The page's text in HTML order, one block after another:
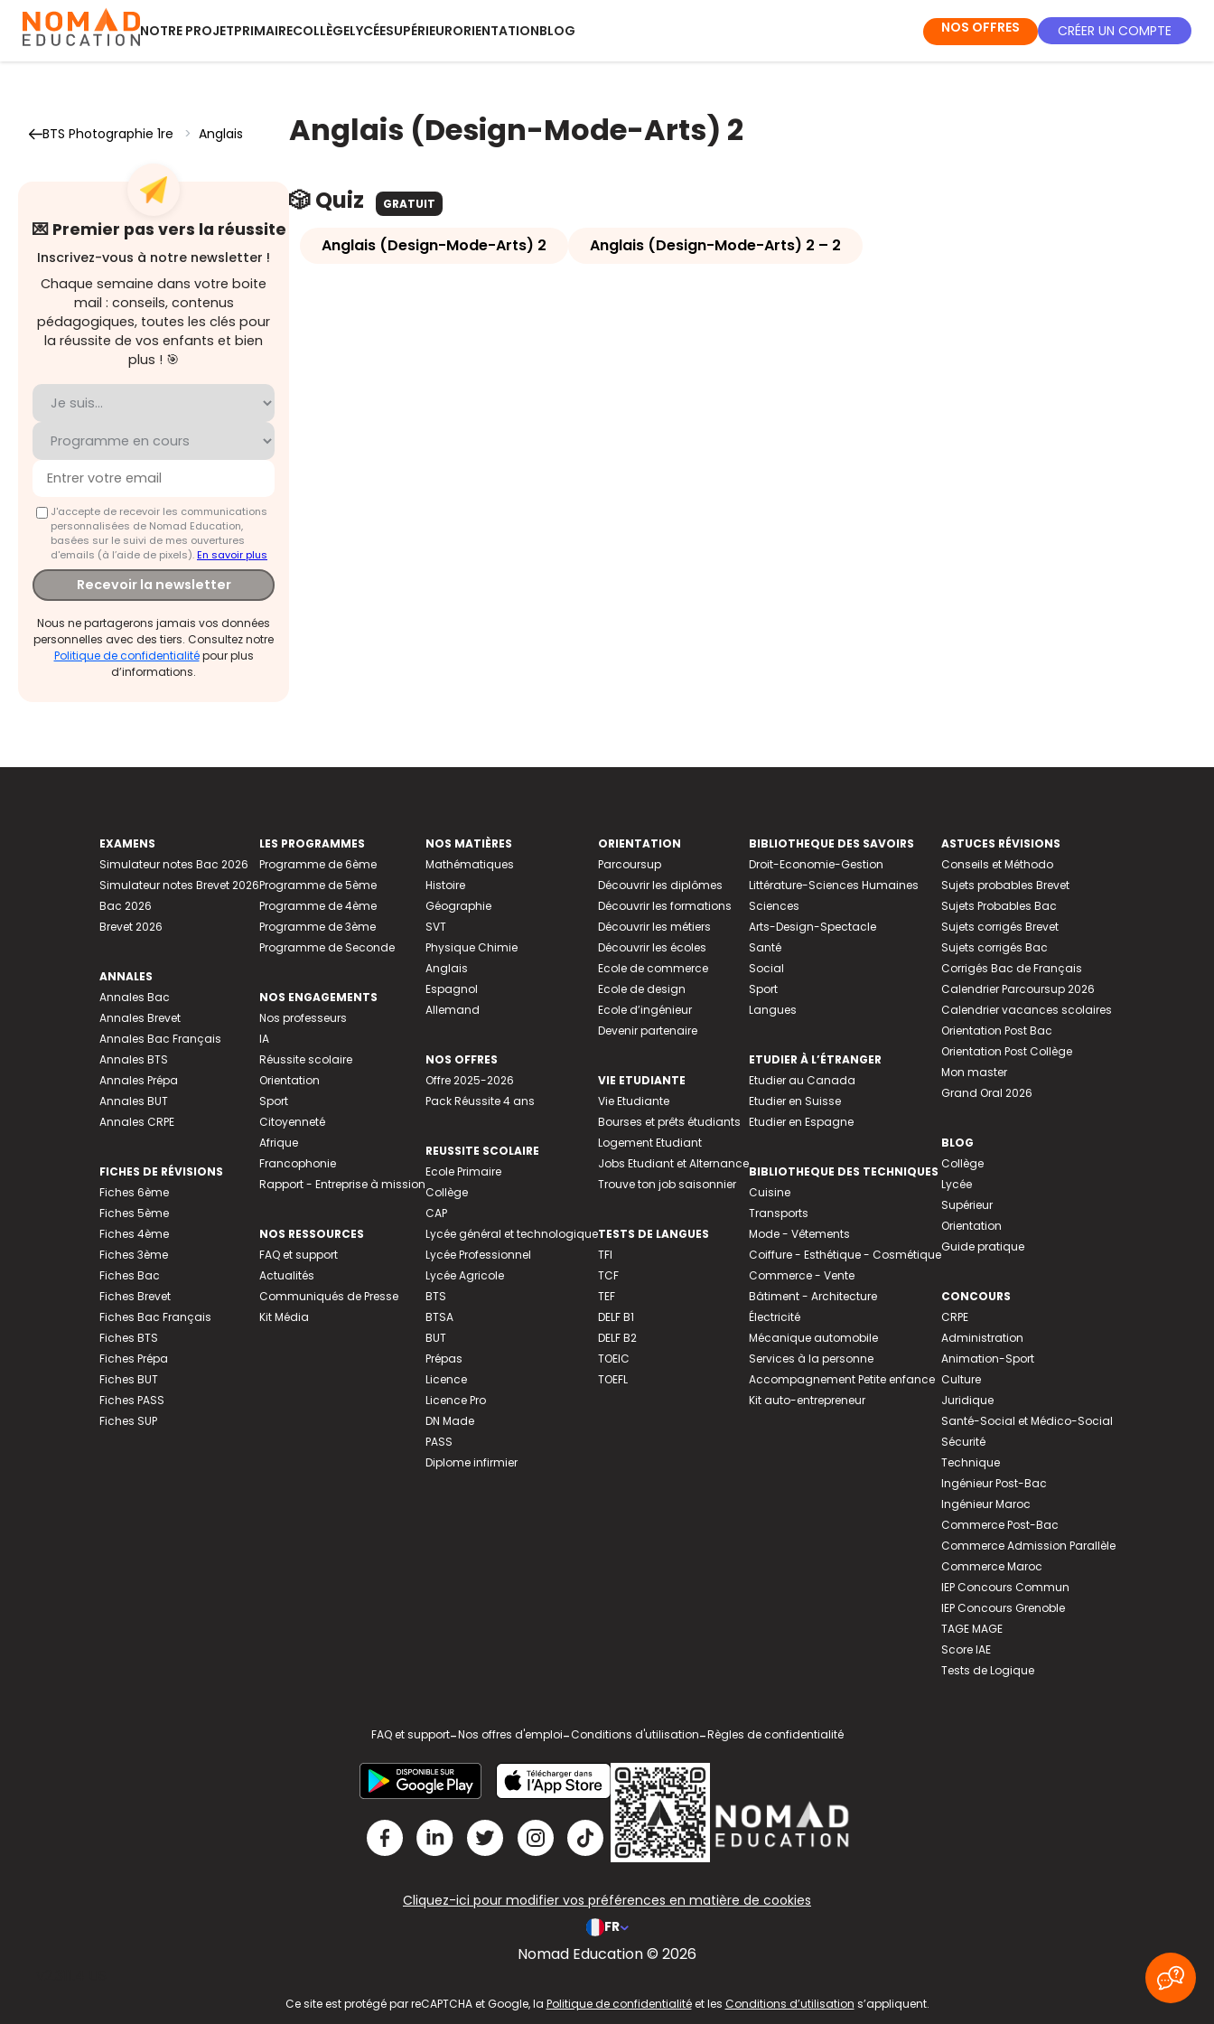
NOTRE PROJETPRIMAIRECOLLÈGELYCÉESUPÉRIEURORIENTATIONBLOG NOS OFFRES CRÉER UN COMPTE
BTS Photographie 1re > Anglais
💌 Premier pas vers la réussite
Inscrivez-vous à notre newsletter !
Chaque semaine dans votre boite
mail : conseils, contenus
pédagogiques, toutes les clés pour
la réussite de vos enfants et bien
plus ! 🎯
J'accepte de recevoir les communications
personnalisées de Nomad Education,
basées sur le suivi de mes ouvertures
d'emails (à l’aide de pixels).En savoir plus
Recevoir la newsletter
Nous ne partagerons jamais vos données
personnelles avec des tiers. Consultez notre
Politique de confidentialitépour plus
d’informations.
Anglais (Design-Mode-Arts) 2
🎲 Quiz GRATUIT
Anglais (Design-Mode-Arts) 2 Anglais (Design-Mode-Arts) 2 – 2
EXAMENS
Simulateur notes Bac 2026
Simulateur notes Brevet 2026
Bac 2026
Brevet 2026
ANNALES
Annales Bac
Annales Brevet
Annales Bac Français
Annales BTS
Annales Prépa
Annales BUT
Annales CRPE
FICHES DE RÉVISIONS
Fiches 6ème
Fiches 5ème
Fiches 4ème
Fiches 3ème
Fiches Bac
Fiches Brevet
Fiches Bac Français
Fiches BTS
Fiches Prépa
Fiches BUT
Fiches PASS
Fiches SUP
LES PROGRAMMES
Programme de 6ème
Programme de 5ème
Programme de 4ème
Programme de 3ème
Programme de Seconde
NOS ENGAGEMENTS
Nos professeurs
IA
Réussite scolaire
Orientation
Sport
Citoyenneté
Afrique
Francophonie
Rapport - Entreprise à mission
NOS RESSOURCES
FAQ et support
Actualités
Communiqués de Presse
Kit Média
NOS MATIÈRES
Mathématiques
Histoire
Géographie
SVT
Physique Chimie
Anglais
Espagnol
Allemand
NOS OFFRES
Offre 2025-2026
Pack Réussite 4 ans
REUSSITE SCOLAIRE
Ecole Primaire
Collège
CAP
Lycée général et technologique
Lycée Professionnel
Lycée Agricole
BTS
BTSA
BUT
Prépas
Licence
Licence Pro
DN Made
PASS
Diplome infirmier
ORIENTATION
Parcoursup
Découvrir les diplômes
Découvrir les formations
Découvrir les métiers
Découvrir les écoles
Ecole de commerce
Ecole de design
Ecole d’ingénieur
Devenir partenaire
VIE ETUDIANTE
Vie Etudiante
Bourses et prêts étudiants
Logement Etudiant
Jobs Etudiant et Alternance
Trouve ton job saisonnier
TESTS DE LANGUES
TFI
TCF
TEF
DELF B1
DELF B2
TOEIC
TOEFL
BIBLIOTHEQUE DES SAVOIRS
Droit-Economie-Gestion
Littérature-Sciences Humaines
Sciences
Arts-Design-Spectacle
Santé
Social
Sport
Langues
ETUDIER À L’ÉTRANGER
Etudier au Canada
Etudier en Suisse
Etudier en Espagne
BIBLIOTHEQUE DES TECHNIQUES
Cuisine
Transports
Mode - Vêtements
Coiffure - Esthétique - Cosmétique
Commerce - Vente
Bâtiment - Architecture
Électricité
Mécanique automobile
Services à la personne
Accompagnement Petite enfance
Kit auto-entrepreneur
ASTUCES RÉVISIONS
Conseils et Méthodo
Sujets probables Brevet
Sujets Probables Bac
Sujets corrigés Brevet
Sujets corrigés Bac
Corrigés Bac de Français
Calendrier Parcoursup 2026
Calendrier vacances scolaires
Orientation Post Bac
Orientation Post Collège
Mon master
Grand Oral 2026
BLOG
Collège
Lycée
Supérieur
Orientation
Guide pratique
CONCOURS
CRPE
Administration
Animation-Sport
Culture
Juridique
Santé-Social et Médico-Social
Sécurité
Technique
Ingénieur Post-Bac
Ingénieur Maroc
Commerce Post-Bac
Commerce Admission Parallèle
Commerce Maroc
IEP Concours Commun
IEP Concours Grenoble
TAGE MAGE
Score IAE
Tests de Logique
FAQ et support-Nos offres d'emploi-Conditions d'utilisation-Règles de confidentialité
Cliquez-ici pour modifier vos préférences en matière de cookies
FR
Nomad Education © 2026
Ce site est protégé par reCAPTCHA et Google, la Politique de confidentialitéet les Conditions d’utilisation s’appliquent.